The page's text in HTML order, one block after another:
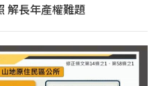
解長年產權難題